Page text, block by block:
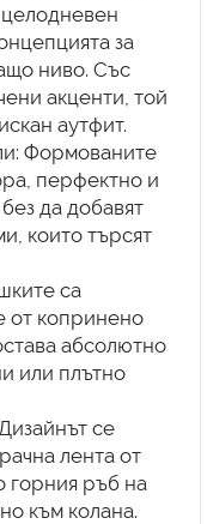
за
ниво. Със
акценти, той
аутфит.
Формованите
перфектно и
да добавят
които търсят
са
от копринено
абсолютно
или плътно
се
лента от
горния ръб на
към колана.